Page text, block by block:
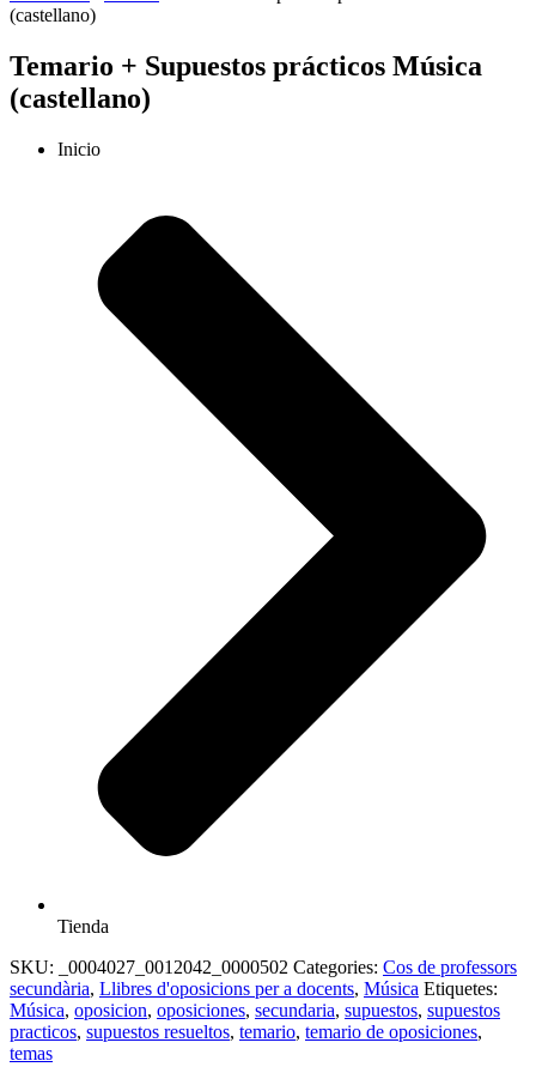
(castellano)
Temario + Supuestos prácticos Música
(castellano)
Inicio
Tienda
SKU:
_0004027_0012042_0000502 Categories: Cos de professors
secundària, Llibres d'oposicions per a docents, Música Etiquetes:
Música, oposicion, oposiciones, secundaria, supuestos, supuestos
practicos, supuestos resueltos, temario, temario de oposiciones,
temas